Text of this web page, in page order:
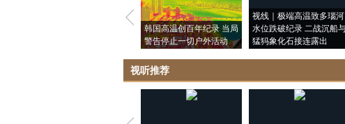
韩国高温创百年纪录 当局
警告停止一切户外活动
视线｜极端高温致多瑙河
水位跌破纪录 二战沉船
猛犸象化石接连露出
视听推荐